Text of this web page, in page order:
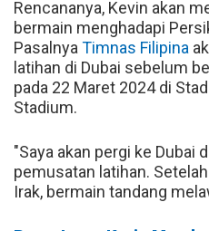
Rencananya, Kevin akan
bermain menghadapi
Pasalnya Timnas Filipina
latihan di Dubai sebelum
pada 22 Maret 2024 di
Stadium.
"Saya akan pergi ke Dubai
pemusatan latihan.
Irak, bermain tandang